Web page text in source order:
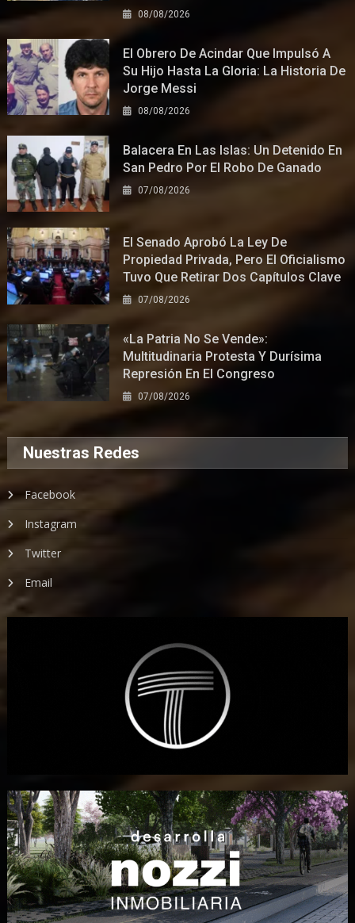
08/08/2026
El Obrero De Acindar Que Impulsó A
Su Hijo Hasta La Gloria: La Historia De
Jorge Messi
08/08/2026
Balacera En Las Islas: Un Detenido En
San Pedro Por El Robo De Ganado
07/08/2026
El Senado Aprobó La Ley De
Propiedad Privada, Pero El Oficialismo
Tuvo Que Retirar Dos Capítulos Clave
07/08/2026
«La Patria No Se Vende»:
Multitudinaria Protesta Y Durísima
Represión En El Congreso
07/08/2026
Nuestras Redes
Facebook
Instagram
Twitter
Email